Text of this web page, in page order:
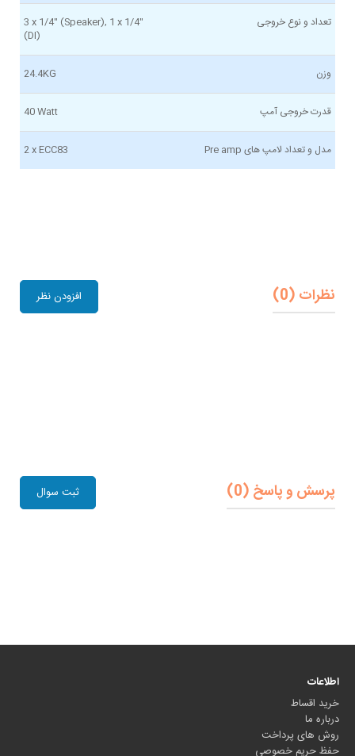
تعداد و نوع خروجی
3 x 1/4" (Speaker), 1 x 1/4"
(DI)
وزن 24.4KG
قدرت خروجی آمپ 40 Watt
مدل و تعداد لامپ های Pre amp 2 x ECC83
نظرات (0) افزودن نظر
پرسش و پاسخ (0) ثبت سوال
اطلاعات
خرید اقساط
درباره ما
روش های پرداخت
حفظ حریم خصوصی